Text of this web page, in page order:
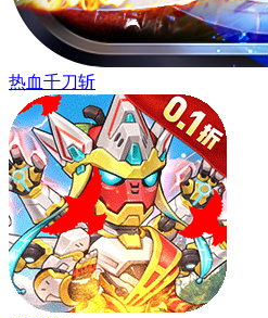
热血千刀斩